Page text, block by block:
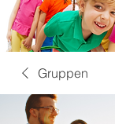
Gruppen